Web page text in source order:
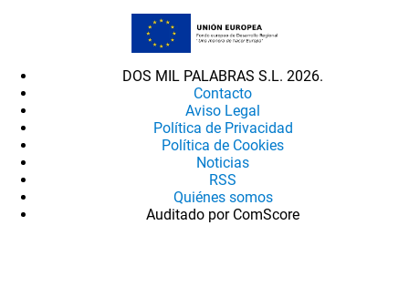
DOS MIL PALABRAS S.L. 2026.
Contacto
Aviso Legal
Política de Privacidad
Política de Cookies
Noticias
RSS
Quiénes somos
Auditado por ComScore